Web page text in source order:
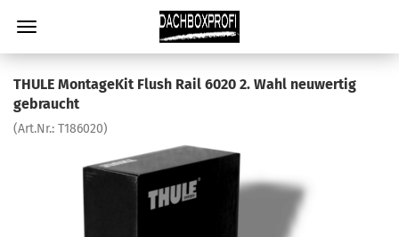
THULE MontageKit Flush Rail 6020 2. Wahl neuwertig
gebraucht
(Art.Nr.: T186020)